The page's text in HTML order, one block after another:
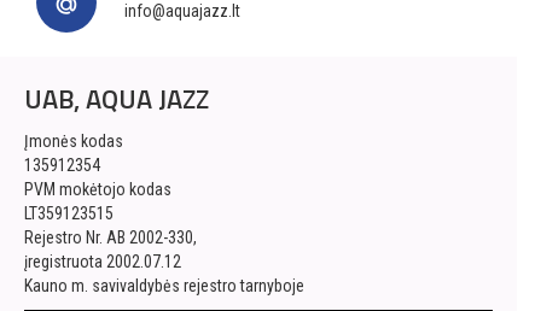
info@aquajazz.lt
UAB, AQUA JAZZ
Įmonės kodas
135912354
PVM mokėtojo kodas
LT359123515
Rejestro Nr. AB 2002-330,
įregistruota 2002.07.12
Kauno m. savivaldybės rejestro tarnyboje